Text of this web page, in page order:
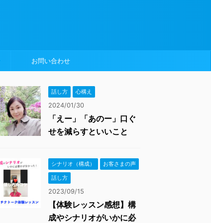
お問い合わせ
話し方 心構え
2024/01/30
「えー」「あのー」口ぐ
せを減らすといいこと
シナリオ（構成）
お客さまの声
話し方
2023/09/15
【体験レッスン感想】構
成やシナリオがいかに必